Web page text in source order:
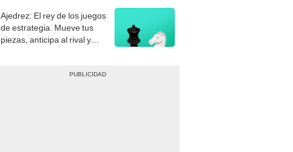
Ajedrez: El rey de los juegos
de estrategia. Mueve tus
piezas, anticipa al rival y